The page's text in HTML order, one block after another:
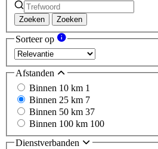
Zoeken Zoeken
Sorteer op
Afstanden
Binnen 10 km 1
Binnen 25 km 7
Binnen 50 km 37
Binnen 100 km 100
Dienstverbanden